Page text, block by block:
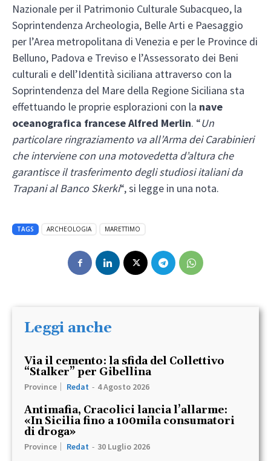
Nazionale per il Patrimonio Culturale Subacqueo, la
Soprintendenza Archeologia, Belle Arti e Paesaggio
per l’Area metropolitana di Venezia e per le Province di
Belluno, Padova e Treviso e l’Assessorato dei Beni
culturali e dell’Identità siciliana attraverso con la
Soprintendenza del Mare della Regione Siciliana sta
effettuando le proprie esplorazioni con la nave
oceanografica francese Alfred Merlin. “Un
particolare ringraziamento va all’Arma dei Carabinieri
che interviene con una motovedetta d’altura che
garantisce il trasferimento degli studiosi italiani da
Trapani al Banco Skerki“, si legge in una nota.
TAGS ARCHEOLOGIA MARETTIMO
Leggi anche
Via il cemento: la sfida del Collettivo
“Stalker” per Gibellina
Province Redat - 4 Agosto 2026
Antimafia, Cracolici lancia l’allarme:
«In Sicilia fino a 100mila consumatori
di droga»
Province Redat - 30 Luglio 2026